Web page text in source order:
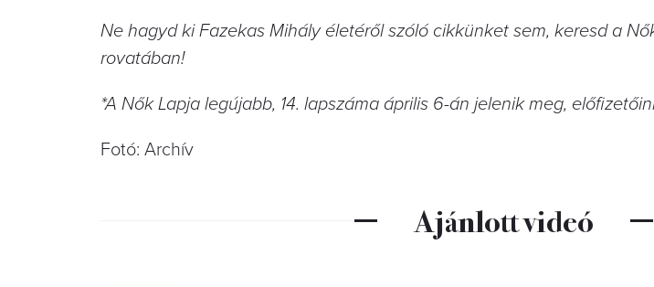
Ne hagyd ki Fazekas Mihály életéről szóló cikkünket sem, keresd a
rovatában!
*A Nők Lapja legújabb, 14. lapszáma április 6-án jelenik meg,
Fotó: Archív
Ajánlott videó